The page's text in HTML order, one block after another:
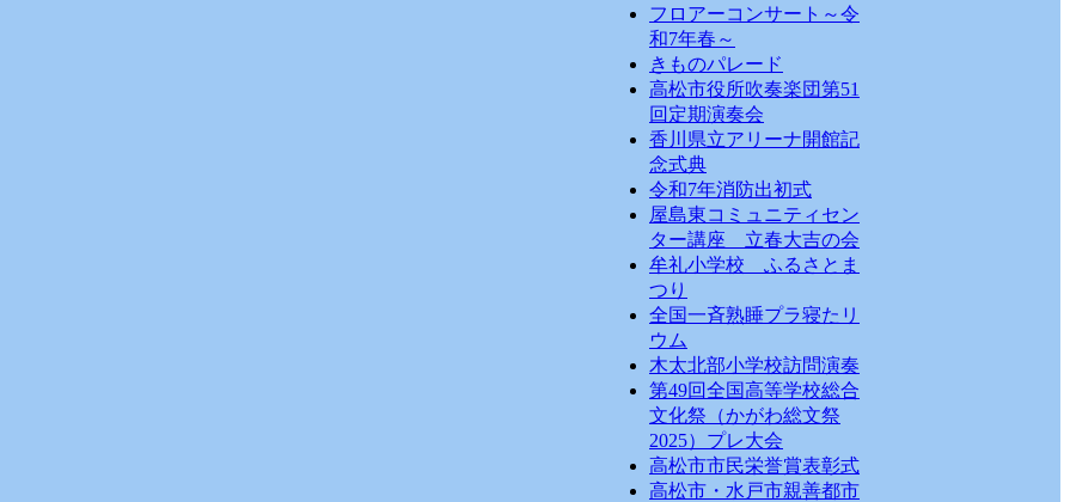
フロアーコンサート～令
和7年春～
きものパレード
高松市役所吹奏楽団第51
回定期演奏会
香川県立アリーナ開館記
念式典
令和7年消防出初式
屋島東コミュニティセン
ター講座 立春大吉の会
牟礼小学校 ふるさとま
つり
全国一斉熟睡プラ寝たリ
ウム
木太北部小学校訪問演奏
第49回全国高等学校総合
文化祭（かがわ総文祭
2025）プレ大会
高松市市民栄誉賞表彰式
高松市・水戸市親善都市